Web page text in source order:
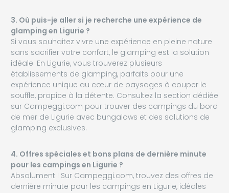
3. Où puis-je aller si je recherche une expérience de
glamping en Ligurie ?
Si vous souhaitez vivre une expérience en pleine nature
sans sacrifier votre confort, le glamping est la solution
idéale. En Ligurie, vous trouverez plusieurs
établissements de glamping, parfaits pour une
expérience unique au cœur de paysages à couper le
souffle, propice à la détente. Consultez la section dédiée
sur Campeggi.com pour trouver des campings du bord
de mer de Ligurie avec bungalows et des solutions de
glamping exclusives.
4. Offres spéciales et bons plans de dernière minute
pour les campings en Ligurie ?
Absolument ! Sur Campeggi.com, trouvez des offres de
dernière minute pour les campings en Ligurie, idéales